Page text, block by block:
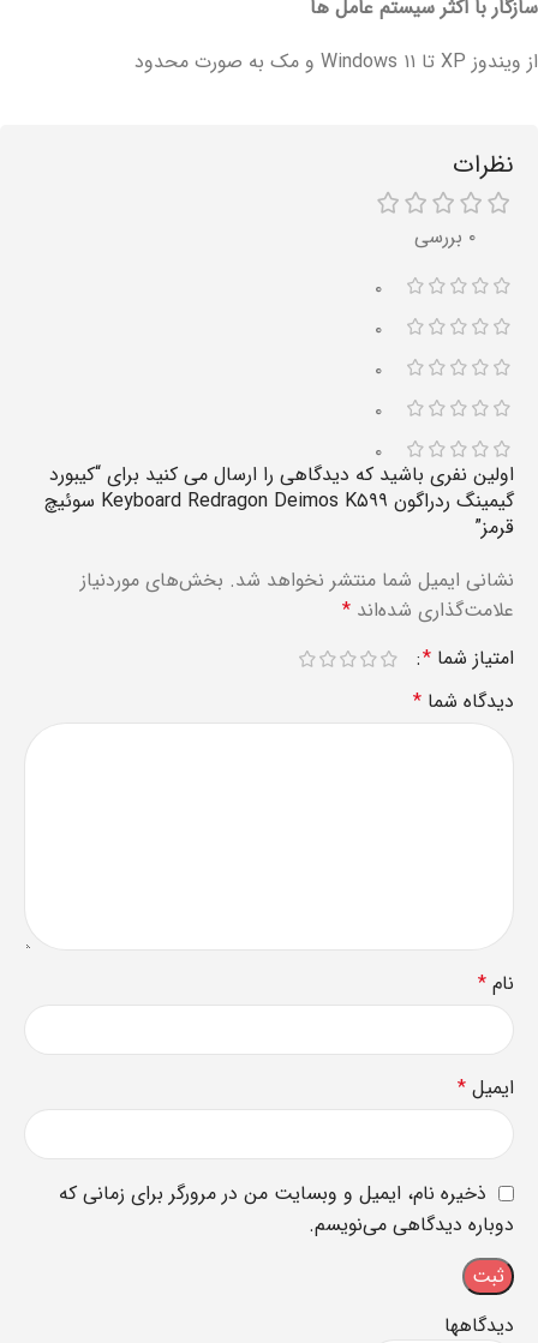
سازگار با اکثر سیستم عامل ها
از ویندوز XP تا Windows ۱۱ و مک به صورت محدود
نظرات
۰ بررسی
۰
۰
۰
۰
۰
دیدگاهها
اولین نفری باشید که دیدگاهی را ارسال می کنید برای “کیبورد
گیمینگ ردراگون Keyboard Redragon Deimos K۵۹۹ سوئیچ
قرمز”
نشانی ایمیل شما منتشر نخواهد شد. بخش‌های موردنیاز
علامت‌گذاری شده‌اند *
امتیاز شما *
دیدگاه شما *
نام *
ایمیل *
ذخیره نام، ایمیل و وبسایت من در مرورگر برای زمانی که
دوباره دیدگاهی می‌نویسم.